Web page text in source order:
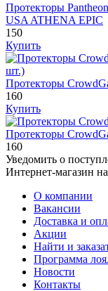
Протекторы
USA ATHENA EPIC
150
Купить
Протекторы
160
Купить
Протекторы
160
Уведомить о
Интернет-магазин
О компании
Вакансии
Доставка и
Акции
Найти и
Программа
Новости
Контакты